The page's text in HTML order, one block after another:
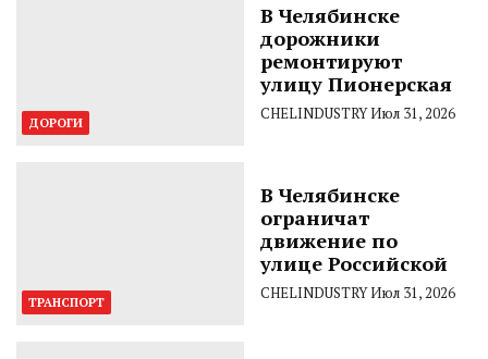
ДОРОГИ
В Челябинске
дорожники
ремонтируют
улицу Пионерская
CHELINDUSTRYИюл 31, 2026
ТРАНСПОРТ
В Челябинске
ограничат
движение по
улице Российской
CHELINDUSTRYИюл 31, 2026